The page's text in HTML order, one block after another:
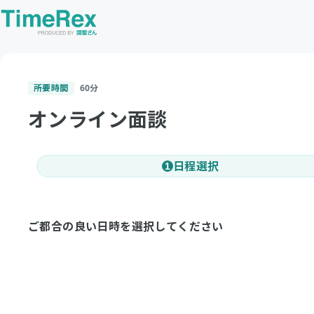
所要時間 60分
オンライン面談
1 日程選択
ご都合の良い日時を選択してください